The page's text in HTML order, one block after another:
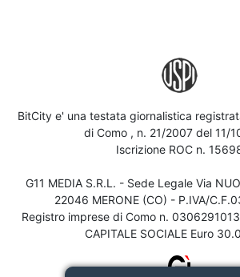
BitCity e' una testata giornalistica
di Como , n. 21/2007 del 11/
Iscrizione ROC n.
G11 MEDIA S.R.L. - Sede Legale Via
22046 MERONE (CO) - P.IVA/
Registro imprese di Como n.
CAPITALE SOCIALE Euro